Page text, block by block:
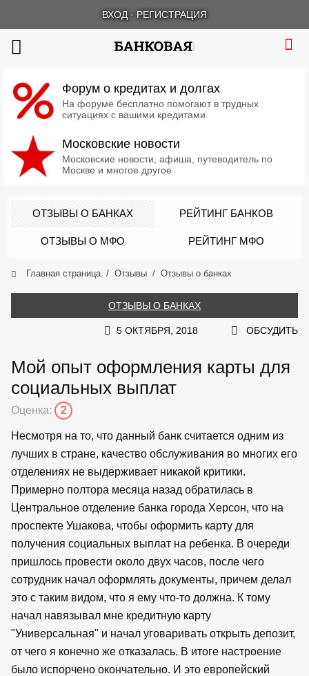
ВХОД · РЕГИСТРАЦИЯ
Форум о кредитах и долгах
На форуме бесплатно помогают в трудных
ситуациях с вашими кредитами
Московские новости
Московские новости, афиша, путеводитель по
Москве и многое другое
ОТЗЫВЫ О БАНКАХ РЕЙТИНГ БАНКОВ
ОТЗЫВЫ О МФО РЕЙТИНГ МФО
Главная страница Отзывы Отзывы о банках
ОТЗЫВЫ О БАНКАХ
5 ОКТЯБРЯ, 2018 ОБСУДИТЬ
Мой опыт оформления карты для
социальных выплат
Оценка: 2
Несмотря на то, что данный банк считается одним из
лучших в стране, качество обслуживания во многих его
отделениях не выдерживает никакой критики.
Примерно полтора месяца назад обратилась в
Центральное отделение банка города Херсон, что на
проспекте Ушакова, чтобы оформить карту для
получения социальных выплат на ребенка. В очереди
пришлось провести около двух часов, после чего
сотрудник начал оформлять документы, причем делал
это с таким видом, что я ему что-то должна. К тому
начал навязывал мне кредитную карту
"Универсальная" и начал уговаривать открыть депозит,
от чего я конечно же отказалась. В итоге настроение
было испорчено окончательно. И это европейский